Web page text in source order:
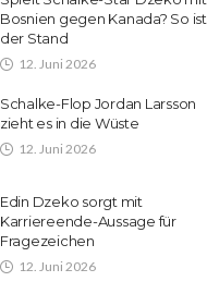
Bosnien gegen Kanada? So ist
der Stand
12. Juni 2026
Schalke-Flop Jordan Larsson
zieht es in die Wüste
12. Juni 2026
Edin Dzeko sorgt mit
Karriereende-Aussage für
Fragezeichen
12. Juni 2026